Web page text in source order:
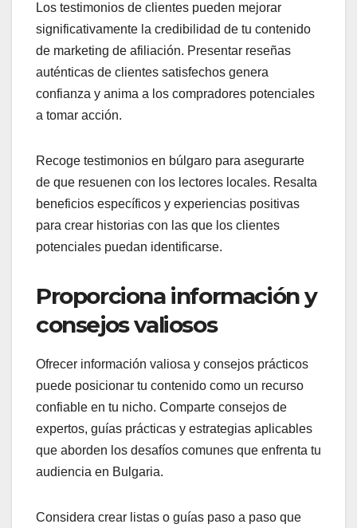
Los testimonios de clientes pueden mejorar
significativamente la credibilidad de tu contenido
de marketing de afiliación. Presentar reseñas
auténticas de clientes satisfechos genera
confianza y anima a los compradores potenciales
a tomar acción.
Recoge testimonios en búlgaro para asegurarte
de que resuenen con los lectores locales. Resalta
beneficios específicos y experiencias positivas
para crear historias con las que los clientes
potenciales puedan identificarse.
Proporciona información y
consejos valiosos
Ofrecer información valiosa y consejos prácticos
puede posicionar tu contenido como un recurso
confiable en tu nicho. Comparte consejos de
expertos, guías prácticas y estrategias aplicables
que aborden los desafíos comunes que enfrenta tu
audiencia en Bulgaria.
Considera crear listas o guías paso a paso que